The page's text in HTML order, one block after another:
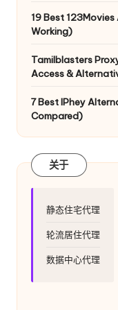
19 Best
Working)
Tamilblasters
Access &
7 Best IPhey
Compared)
关于
静态住宅代理
轮流居住代理
数据中心代理